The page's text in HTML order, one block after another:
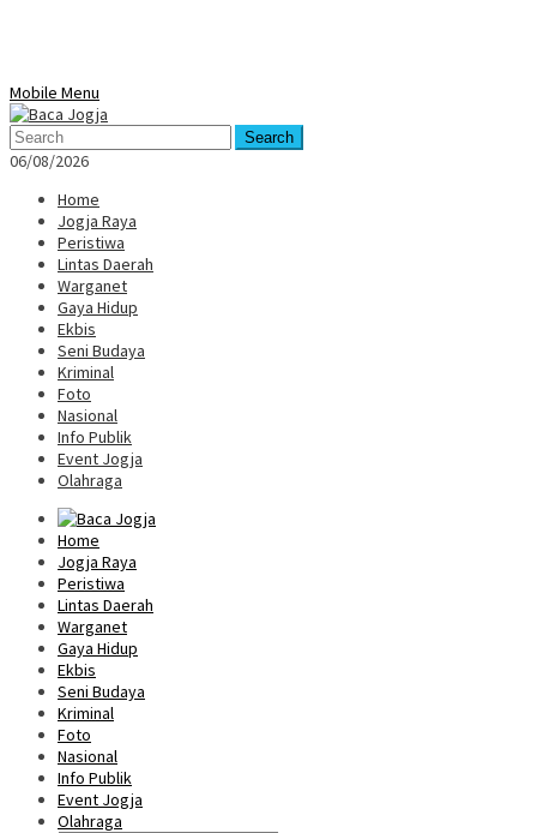
Mobile Menu
Search
06/08/2026
Home
Jogja Raya
Peristiwa
Lintas Daerah
Warganet
Gaya Hidup
Ekbis
Seni Budaya
Kriminal
Foto
Nasional
Info Publik
Event Jogja
Olahraga
Home
Jogja Raya
Peristiwa
Lintas Daerah
Warganet
Gaya Hidup
Ekbis
Seni Budaya
Kriminal
Foto
Nasional
Info Publik
Event Jogja
Olahraga